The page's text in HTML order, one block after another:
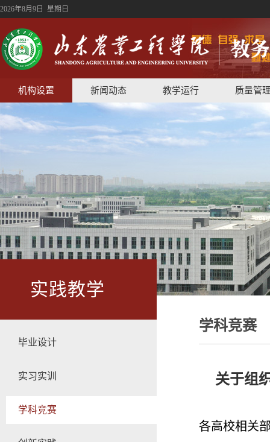
2026年8月9日 星期日
机构设置 新闻动态 教学运行 质量管
实践教学
毕业设计
实习实训
学科竞赛
学科竞赛
关于组
各高校相关